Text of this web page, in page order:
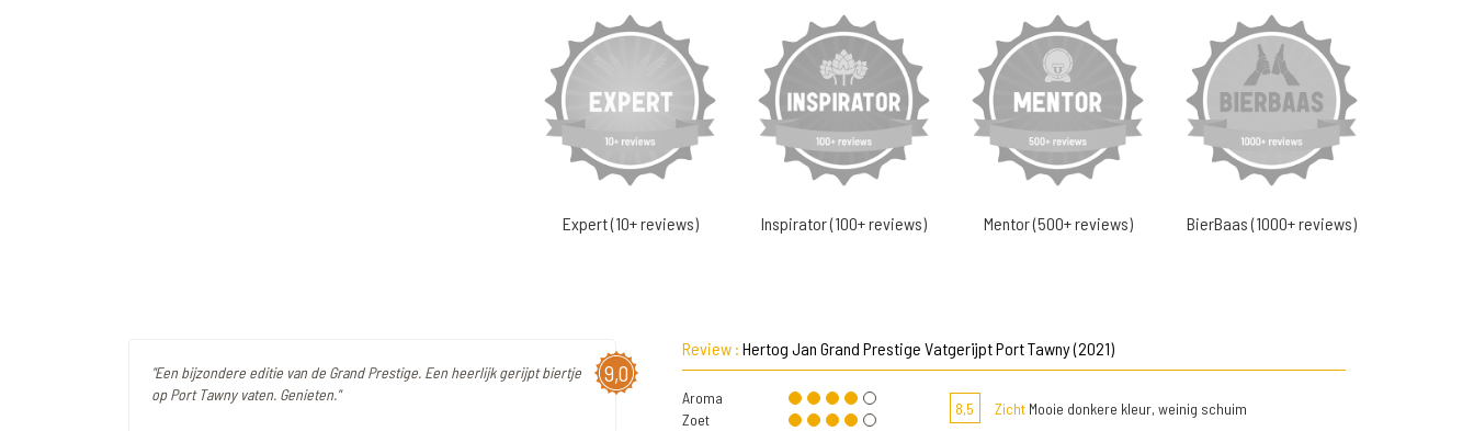
Expert (10+ reviews) Inspirator (100+ reviews) Mentor (500+ reviews) BierBaas (1000+ reviews)
9,0
"Een bijzondere editie van de Grand Prestige. Een heerlijk gerijpt biertje
op Port Tawny vaten. Genieten."
Review : Hertog Jan Grand Prestige Vatgerijpt Port Tawny (2021)
Aroma
Zoet
8,5 ZichtMooie donkere kleur, weinig schuim